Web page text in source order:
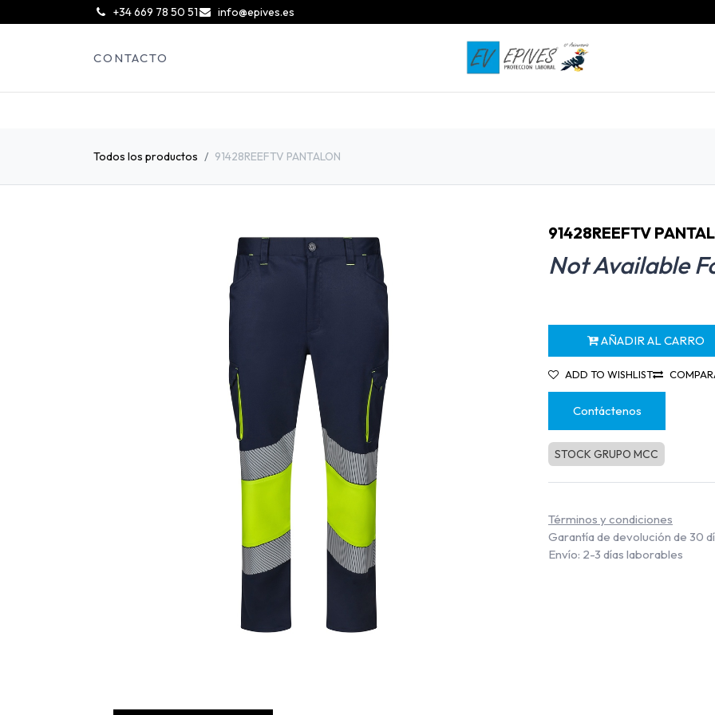
+34 669 78 50 51 info@epives.es
CONTACTO
Todos los productos 91428REEFTV PANTALON
91428REEFTV
Not Available
AÑADIR AL CARRO
ADD TO WISHLIST
Contáctenos
STOCK GRUPO MCC
Términos y condiciones
Garantía de devolución de 30
Envío: 2-3 días laborables